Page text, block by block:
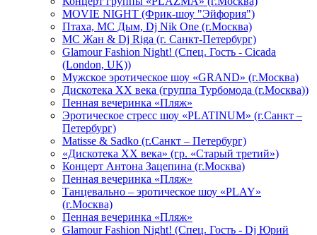
MOVIE NIGHT (Фрик-шоу "Эйфория")
Птаха, МС Дым, Dj Nik One (г.Москва)
МС Жан & Dj Riga (г. Санкт-Петербург)
Glamour Fashion Night! (Спец. Гость - Cicada
(London, UK))
Мужское эротическое шоу «GRAND» (г.Москва)
Дискотека XX века (группа Турбомода (г.Москва))
Пенная вечеринка «Пляж»
Эротическое стресс шоу «PLATINUM» (г.Санкт –
Петербург)
Matisse & Sadko (г.Санкт – Петербург)
«Дискотека ХХ века» (гр. «Старый третий»)
Концерт Антона Зацепина (г.Москва)
Пенная вечеринка «Пляж»
Танцевально – эротическое шоу «PLAY»
(г.Москва)
Пенная вечеринка «Пляж»
Glamour Fashion Night! (Спец. Гость - Dj Юрий